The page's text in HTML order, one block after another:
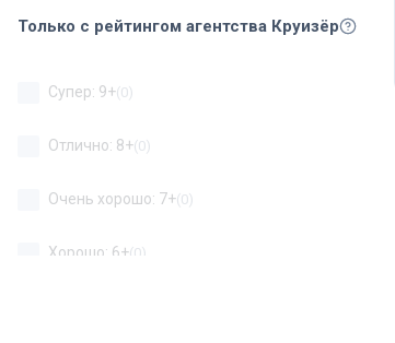
Только с рейтингом агентства Круизёр
Супер: 9+(0)
Отлично: 8+(0)
Очень хорошо: 7+(0)
Хорошо: 6+(0)